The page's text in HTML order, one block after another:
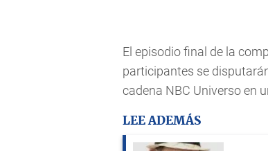
El episodio final de la
participantes se
cadena NBC Universo en
LEE ADEMÁS